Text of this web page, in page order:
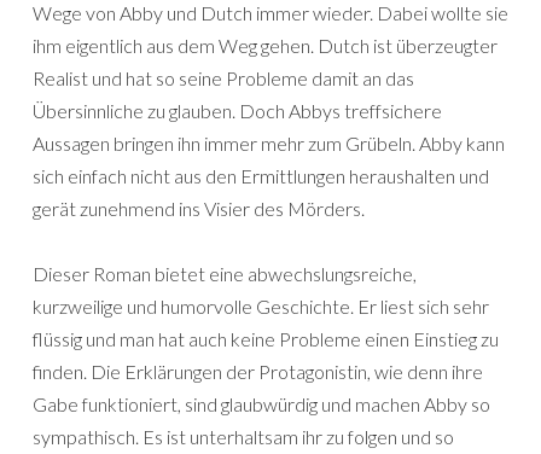
Wege von Abby und Dutch immer wieder. Dabei wollte sie
ihm eigentlich aus dem Weg gehen. Dutch ist überzeugter
Realist und hat so seine Probleme damit an das
Übersinnliche zu glauben. Doch Abbys treffsichere
Aussagen bringen ihn immer mehr zum Grübeln. Abby kann
sich einfach nicht aus den Ermittlungen heraushalten und
gerät zunehmend ins Visier des Mörders.
Dieser Roman bietet eine abwechslungsreiche,
kurzweilige und humorvolle Geschichte. Er liest sich sehr
flüssig und man hat auch keine Probleme einen Einstieg zu
finden. Die Erklärungen der Protagonistin, wie denn ihre
Gabe funktioniert, sind glaubwürdig und machen Abby so
sympathisch. Es ist unterhaltsam ihr zu folgen und so